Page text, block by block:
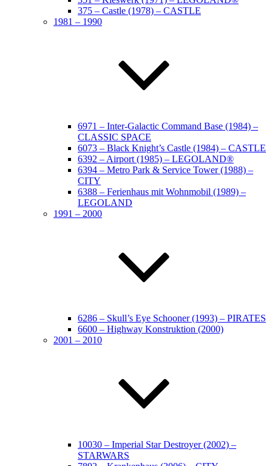
375 – Castle (1978) – CASTLE
1981 – 1990
6971 – Inter-Galactic Command Base (1984) –
CLASSIC SPACE
6073 – Black Knight’s Castle (1984) – CASTLE
6392 – Airport (1985) – LEGOLAND®
6394 – Metro Park & Service Tower (1988) –
CITY
6388 – Ferienhaus mit Wohnmobil (1989) –
LEGOLAND
1991 – 2000
6286 – Skull’s Eye Schooner (1993) – PIRATES
6600 – Highway Konstruktion (2000)
2001 – 2010
10030 – Imperial Star Destroyer (2002) –
STARWARS